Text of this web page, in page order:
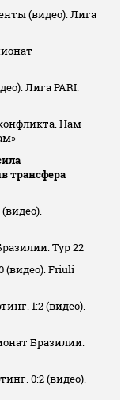
(видео). Лига
Лига PARI.
Нам
трансфера
Тур 22
(видео). Friuli
1:2 (видео).
Бразилии.
0:2 (видео).